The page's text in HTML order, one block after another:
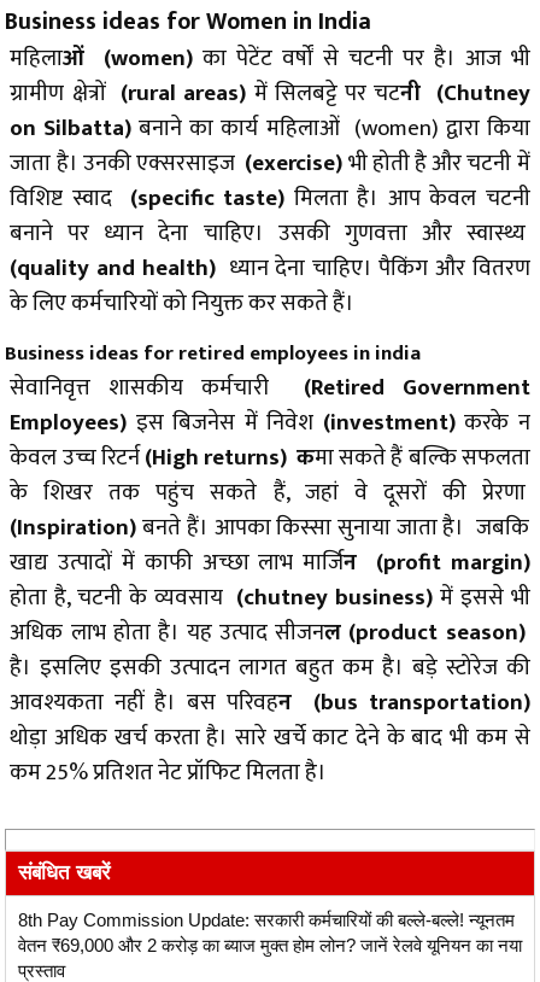
Business ideas for Women in India
महिलाओं (women) का पेटेंट वर्षों से चटनी पर है। आज भी
ग्रामीण क्षेत्रों(rural areas) में सिलबट्टे पर चटनी (Chutney
on Silbatta)बनाने का कार्य महिलाओं (women) द्वारा किया
जाता है। उनकी एक्सरसाइज (exercise)भी होती है और चटनी में
विशिष्ट स्वाद (specific taste) मिलता है। आप केवल चटनी
बनाने पर ध्यान देना चाहिए। उसकी गुणवत्ता और स्वास्थ्य
(quality and health)ध्यान देना चाहिए। पैकिंग और वितरण
के लिए कर्मचारियों को नियुक्त कर सकते हैं।
Business ideas for retired employees in india
सेवानिवृत्त शासकीय कर्मचारी(Retired Government
Employees) इस बिजनेस में निवेश (investment)करके न
केवल उच्च रिटर्न(High returns) कमा सकते हैं बल्कि सफलता
के शिखर तक पहुंच सकते हैं, जहां वे दूसरों की प्रेरणा
(Inspiration)बनते हैं। आपका किस्सा सुनाया जाता है। जबकि
खाद्य उत्पादों में काफी अच्छा लाभ मार्जिन (profit margin)
होता है, चटनी के व्यवसाय(chutney business)में इससे भी
अधिक लाभ होता है। यह उत्पाद सीजनल (product season)
है। इसलिए इसकी उत्पादन लागत बहुत कम है। बड़े स्टोरेज की
आवश्यकता नहीं है। बस परिवहन (bus transportation)
थोड़ा अधिक खर्च करता है। सारे खर्चे काट देने के बाद भी कम से
कम 25% प्रतिशत नेट प्रॉफिट मिलता है।
संबंधित खबरें
8th Pay Commission Update: सरकारी कर्मचारियों की बल्ले-बल्ले! न्यूनतम
वेतन ₹69,000 और 2 करोड़ का ब्याज मुक्त होम लोन? जानें रेलवे यूनियन का नया
प्रस्ताव